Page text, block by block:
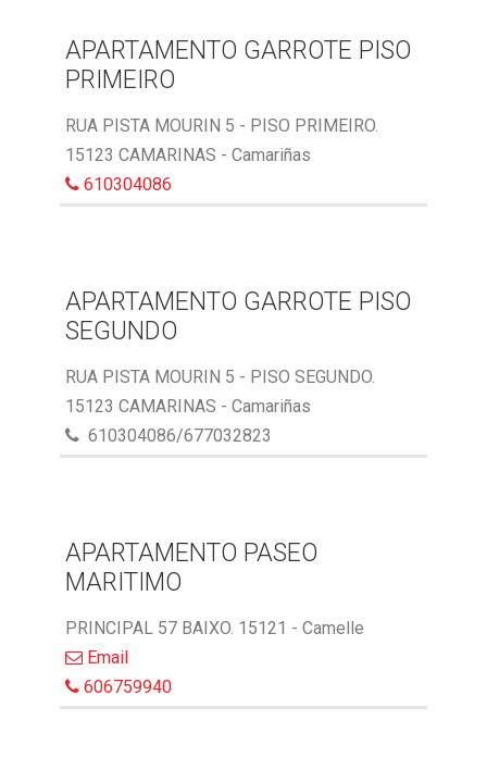
APARTAMENTO GARROTE PISO
PRIMEIRO
RUA PISTA MOURIN 5 - PISO PRIMEIRO.
15123 CAMARINAS - Camariñas
610304086
APARTAMENTO GARROTE PISO
SEGUNDO
RUA PISTA MOURIN 5 - PISO SEGUNDO.
15123 CAMARINAS - Camariñas
610304086/677032823
APARTAMENTO PASEO
MARITIMO
PRINCIPAL 57 BAIXO. 15121 - Camelle
Email
606759940